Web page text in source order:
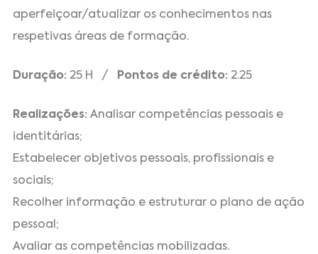
aperfeiçoar/atualizar os conhecimentos nas
respetivas áreas de formação.
Duração: 25 H / Pontos de crédito: 2.25
Realizações:Analisar competências pessoais e
identitárias;
Estabelecer objetivos pessoais, profissionais e
sociais;
Recolher informação e estruturar o plano de ação
pessoal;
Avaliar as competências mobilizadas.